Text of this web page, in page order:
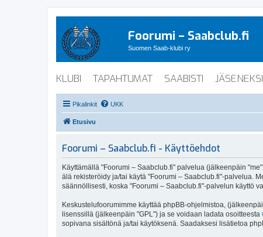
Foorumi – Saabclub.fi
Suomen Saab-klubi ry
KLUBI TAPAHTUMAT SAABISTI JÄSENEKSI
Pikalinkit UKK
Etusivu
Foorumi – Saabclub.fi - Käyttöehdot
Käyttämällä "Foorumi – Saabclub.fi" palvelua (jälkeenpäin
älä rekisteröidy ja/tai käytä "Foorumi – Saabclub.fi"-palvelua.
säännöllisesti, koska "Foorumi – Saabclub.fi"-palvelun käyttö
Keskustelufoorumimme käyttää phpBB-ohjelmistoa,
lisenssillä (jälkeenpäin "GPL") ja se voidaan ladata osoitteesta
sopivana sisältönä ja/tai käytöksenä. Saadaksesi lisätietoa